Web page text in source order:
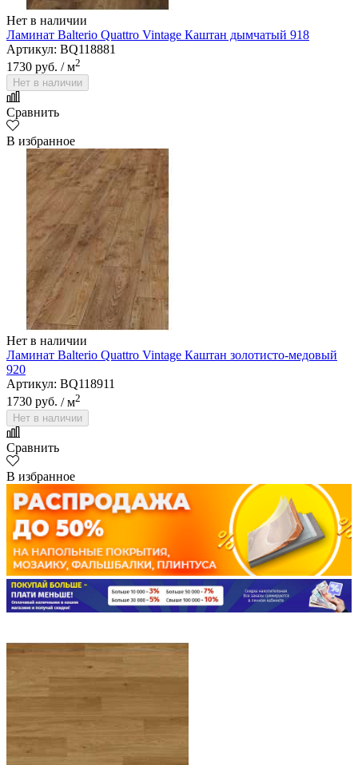
Нет в наличии
Ламинат Balterio Quattro Vintage Каштан дымчатый 918
Артикул: BQ118881
1730 руб. / м2
Нет в наличии
Сравнить
В избранное
Нет в наличии
Ламинат Balterio Quattro Vintage Каштан золотисто-медовый
920
Артикул: BQ118911
1730 руб. / м2
Нет в наличии
Сравнить
В избранное